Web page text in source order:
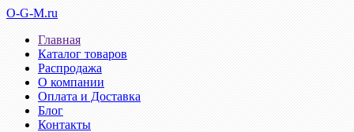
O-G-M.ru
Главная
Каталог товаров
Распродажа
О компании
Оплата и Доставка
Блог
Контакты